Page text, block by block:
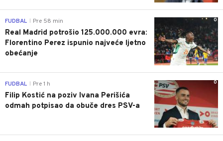
0
FUDBAL Pre 58 min
Real Madrid potrošio 125.000.000 evra:
Florentino Perez ispunio najveće ljetno
obećanje
0
FUDBAL Pre 1 h
Filip Kostić na poziv Ivana Perišića
odmah potpisao da obuče dres PSV-a